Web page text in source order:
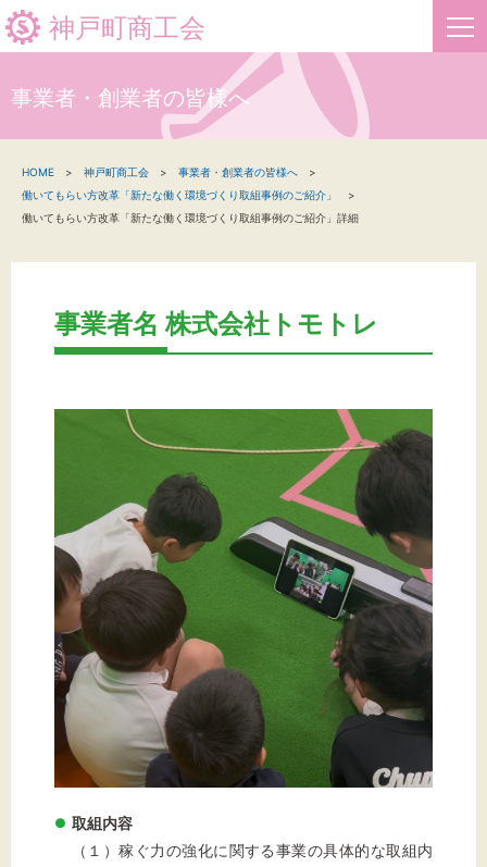
神戸町商工会
新着情報
神戸町商工会について
標準 拡大
背景色
黄
事業者・創業者の皆様へ
HOME 神戸町商工会
事業者・創業者の皆様へ
働いてもらい方改革「新たな働く環境づくり取組事例のご紹介」
働いてもらい方改革「新たな働く環境づくり取組事例のご紹介」詳細
事業者名 株式会社トモトレ
取組内容
（１）稼ぐ力の強化に関する事業の具体的な取組内